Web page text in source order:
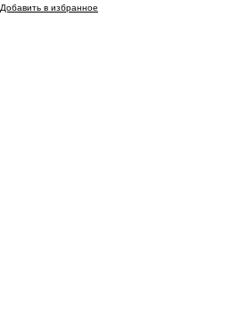
Добавить в избранное